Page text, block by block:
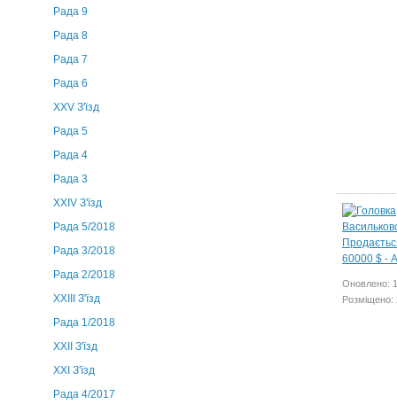
Рада 9
Рада 8
Рада 7
Рада 6
XXV З'їзд
Рада 5
Рада 4
Рада 3
ХХIV З'їзд
Рада 5/2018
Рада 3/2018
Рада 2/2018
XXIII З'їзд
Рада 1/2018
ХХІІ З'їзд
XXI З'їзд
Рада 4/2017
Оновлено:
Розміщено: